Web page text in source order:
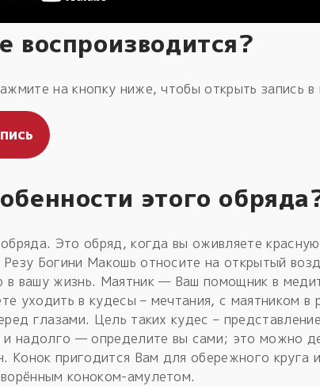
воспроизводится?
на кнопку ниже, чтобы открыть запись в
этого
Это обряд, когда вы оживляете
Богини Макошь относите на открытый
в вашу жизнь. Маятник — Ваш помощник в
уходить в кудесы – мечтания, с маятником в
глазами. Цель таких кудес –
и надолго — определите вы сами; это можно
Конок пригодится Вам для обережного круга
коноком-амулетом.